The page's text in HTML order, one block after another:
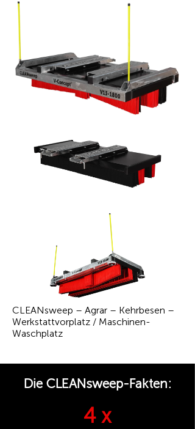
CLEANsweep – Agrar – Kehrbesen –
Werkstattvorplatz / Maschinen-
Waschplatz
Die CLEANsweep-Fakten:
4 x